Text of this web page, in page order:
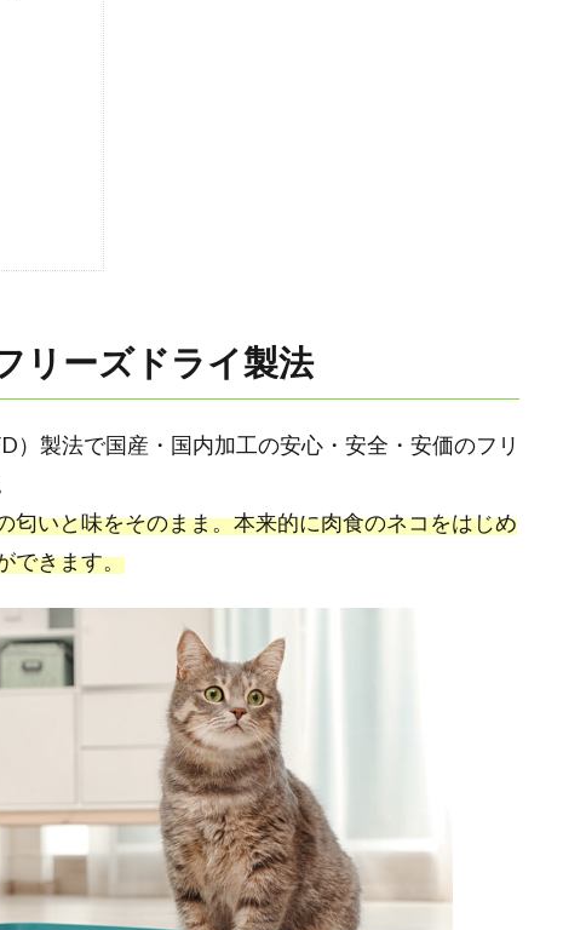
リーズドライ製法
）製法で国産・国内加工の安心・安全・安価のフリ
匂いと味をそのまま。本来的に肉食のネコをはじめ
できます。